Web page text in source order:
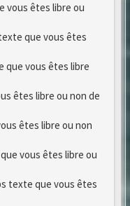
vous êtes libre ou
que vous êtes
que vous êtes libre
êtes libre ou non de
êtes libre ou non
vous êtes libre ou
texte que vous êtes